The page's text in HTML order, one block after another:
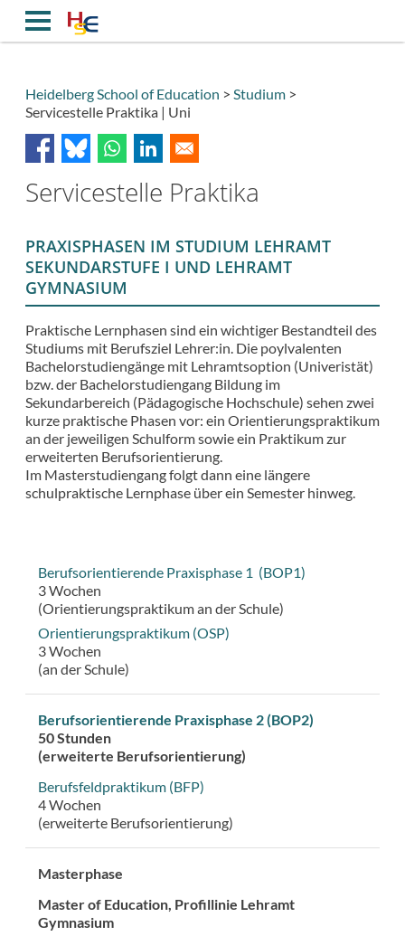
Inhalt
Breadcrumb
Heidelberg School of Education
Studium
Servicestelle Praktika | Uni
Servicestelle Praktika
PRAXISPHASEN IM STUDIUM LEHRAMT
SEKUNDARSTUFE I UND LEHRAMT
GYMNASIUM
Praktische Lernphasen sind ein wichtiger Bestandteil des
Studiums mit Berufsziel Lehrer:in. Die poylvalenten
Bachelorstudiengänge mit Lehramtsoption (Univeristät)
bzw. der Bachelorstudiengang Bildung im
Sekundarbereich (Pädagogische Hochschule) sehen zwei
kurze praktische Phasen vor: ein Orientierungspraktikum
an der jeweiligen Schulform sowie ein Praktikum zur
erweiterten Berufsorientierung.
Im Masterstudiengang folgt dann eine längere
schulpraktische Lernphase über ein Semester hinweg.
Berufsorientierende Praxisphase 1 (BOP1)
3 Wochen
(Orientierungspraktikum an der Schule)
Orientierungspraktikum (OSP)
3 Wochen
(an der Schule)
Berufsorientierende Praxisphase 2 (BOP2)
50 Stunden
(erweiterte Berufsorientierung)
Berufsfeldpraktikum (BFP)
4 Wochen
(erweiterte Berufsorientierung)
Masterphase
Master of Education, Profillinie Lehramt
Gymnasium